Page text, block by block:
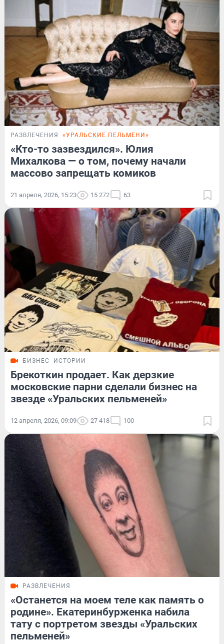
РАЗВЛЕЧЕНИЯ «УРАЛЬСКИЕ ПЕЛЬМЕНИ»
«Кто-то зазвездился». Юлия
Михалкова — о том, почему начали
массово запрещать комиков
21 апреля, 2026, 15:23 15 272 63
БИЗНЕС ИСТОРИИ
Брекоткин продает. Как дерзкие
московские парни сделали бизнес на
звезде «Уральских пельменей»
12 апреля, 2026, 09:09 27 418 100
РАЗВЛЕЧЕНИЯ
«Останется на моем теле как память о
родине». Екатеринбурженка набила
тату с портретом звезды «Уральских
пельменей»